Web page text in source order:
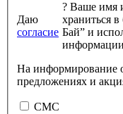
Даю
согласие
? Ваше имя и
храниться в базе данных клиентов ООО “Бир
Бай” и
На информирование
предложениях и
СМС